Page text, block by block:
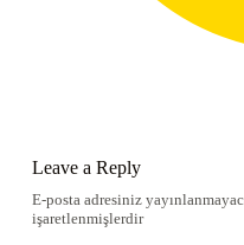
Leave a Reply
E-posta adresiniz
işaretlenmişlerdir